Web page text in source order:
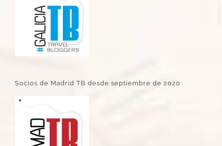
Socios de Madrid TB desde septiembre de 2020